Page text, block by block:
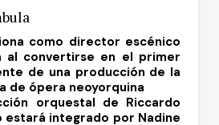
como director escénico
al convertirse en el primer
de una producción de la
de ópera neoyorquina
orquestal de Riccardo
estará integrado por Nadine